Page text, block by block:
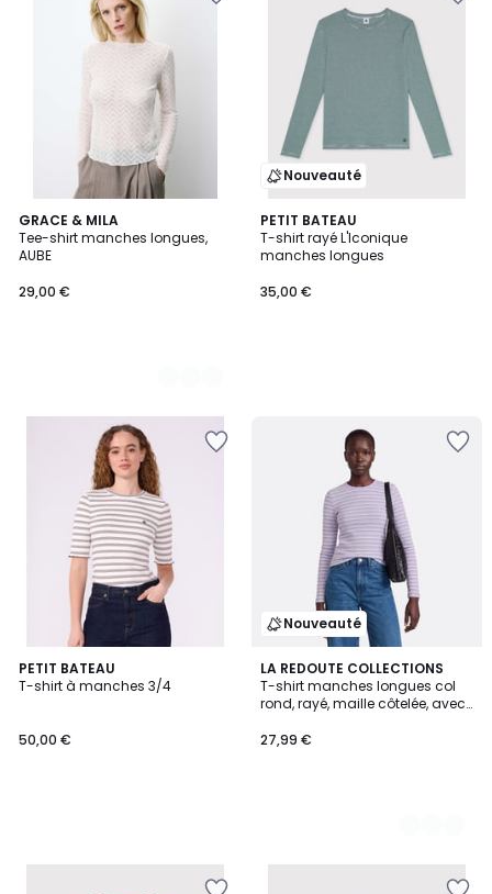
GRACE & MILA
Tee-shirt manches longues,
AUBE
29,00 €
2
Couleurs
Nouveauté
PETIT BATEAU
T-shirt rayé L'Iconique
manches longues
35,00 €
PETIT BATEAU
T-shirt à manches 3/4
50,00 €
Nouveauté
LA REDOUTE COLLECTIONS
T-shirt manches longues col
rond, rayé, maille côtelée, avec
27,99 €
3
Couleurs